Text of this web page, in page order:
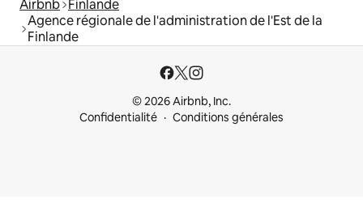
Airbnb Finlande
Agence régionale de l'administration de l'Est de la
Finlande
© 2026 Airbnb, Inc.
Confidentialité
Conditions générales